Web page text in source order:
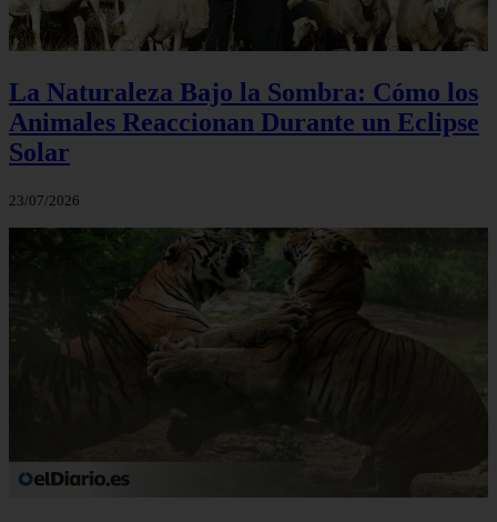
La Naturaleza Bajo la Sombra: Cómo los
Animales Reaccionan Durante un Eclipse
Solar
23/07/2026